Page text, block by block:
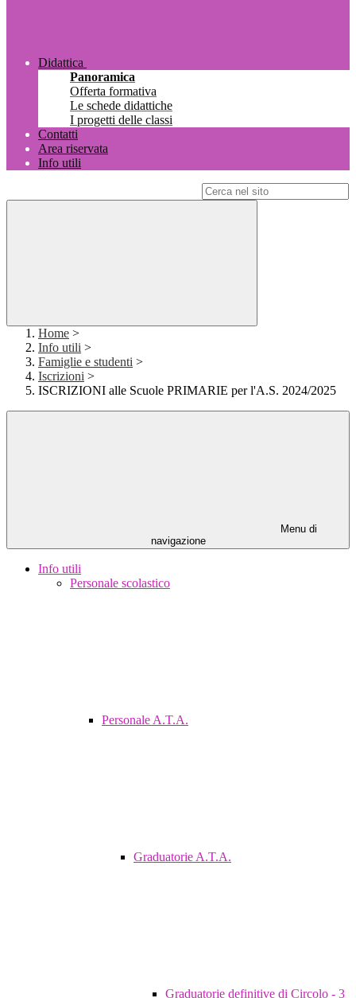
Didattica
Panoramica
Offerta formativa
Le schede didattiche
I progetti delle classi
Contatti
Area riservata
Info utili
Home >
Info utili >
Famiglie e studenti >
Iscrizioni >
ISCRIZIONI alle Scuole PRIMARIE per l'A.S. 2024/2025
Menu di
navigazione
Info utili
Personale scolastico
Personale A.T.A.
Graduatorie A.T.A.
Graduatorie definitive di Circolo - 3